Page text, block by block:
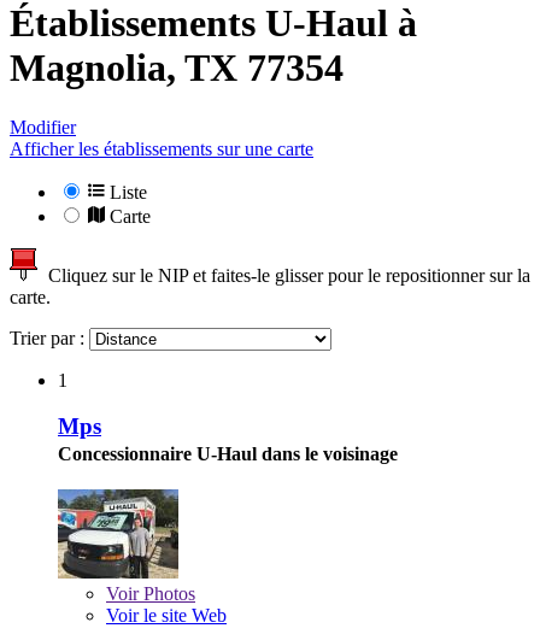
Établissements U-Haul à
Magnolia, TX 77354
Modifier
Afficher les établissements sur une carte
Liste
Carte
Cliquez sur le NIP et faites-le glisser pour le repositionner sur la
carte.
Trier par :
1
Mps
Concessionnaire U-Haul dans le voisinage
VoirPhotos
Voir le site Web